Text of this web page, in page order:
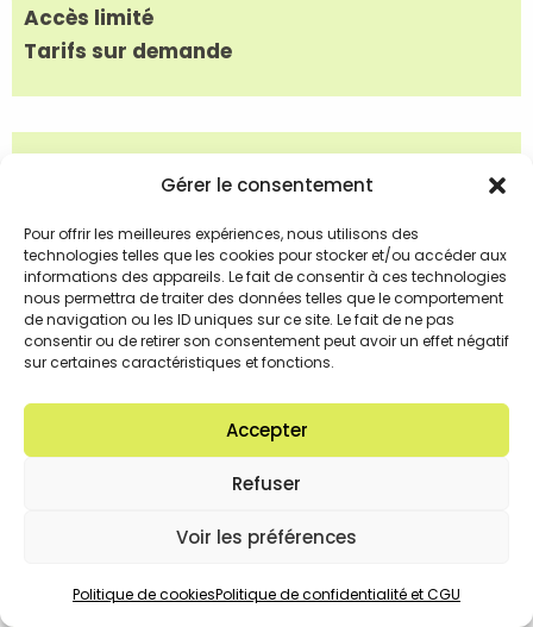
Gérer le consentement
Pour offrir les meilleures expériences, nous utilisons des
technologies telles que les cookies pour stocker et/ou accéder aux
informations des appareils. Le fait de consentir à ces technologies
nous permettra de traiter des données telles que le comportement
de navigation ou les ID uniques sur ce site. Le fait de ne pas
consentir ou de retirer son consentement peut avoir un effet négatif
sur certaines caractéristiques et fonctions.
Accepter
Refuser
Voir les préférences
Politique de cookiesPolitique de confidentialité et CGU
Accès limité
Tarifs sur demande
NOS OFFRES PARTICULIERS